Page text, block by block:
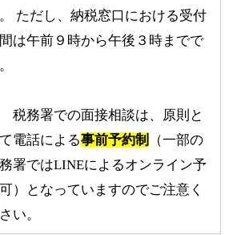
ただし、納税窓口における受付
は午前９時から午後３時までで
務署での面接相談は、原則と
電話による事前予約制
（一部の
署ではLINEによるオンライン予
）となっていますのでご注意く
い。